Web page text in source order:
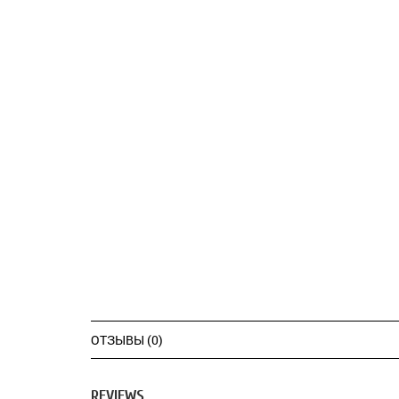
ОТЗЫВЫ (0)